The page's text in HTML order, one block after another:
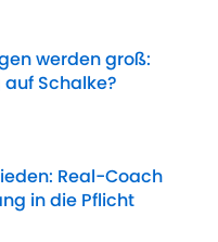
werden groß:
Schalke?
Date
Real-Coach
in die Pflicht